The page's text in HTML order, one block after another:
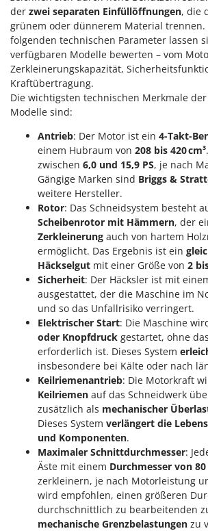
Rato
Reber
Redback
Resto Italia
Ribimex
Ripartrak
Ritter
River Systems
Robomow
Rossofuoco
Rover Pompe
Royal Food
Ryobi
S.T.P.
Santos
Sbaraglia
Schnitzer
Seven Italy
Shark
Shindaiwa
Silky
Simatech
Sirman
Skil
Smartwood
der zwei separaten Einfüllöffnungen, die
grünem oder dünnerem Material
folgenden technischen Parameter lassen
verfügbaren Modelle bewerten – vom
Zerkleinerungskapazität,
Kraftübertragung.
Die wichtigsten technischen Merkmale
Modelle sind:
Antrieb: Der Motor ist ein 4-Takt-
einem Hubraum von 208 bis 420 cm³
zwischen 6,0 und 15,9 PS, je nach
Gängige Marken sind Briggs &
weitere Hersteller.
Rotor: Das Schneidsystem besteht
Scheibenrotor mit Hämmern, der
Zerkleinerung auch von hartem
ermöglicht. Das Ergebnis ist ein
Häckselgut mit einer Größe von 2
Sicherheit: Der Häcksler ist mit
ausgestattet, der die Maschine im
und so das Unfallrisiko verringert.
Elektrischer Start: Die Maschine
oder Knopfdruck gestartet, ohne
erforderlich ist. Dieses System
insbesondere bei Kälte oder nach
Keilriemenantrieb: Die Motorkraft
Keilriemen auf das Schneidwerk
zusätzlich als mechanischer
Dieses System verlängert die
und Komponenten.
Maximaler Schnittdurchmesser:
Äste mit einem Durchmesser von
zerkleinern, je nach Motorleistung
wird empfohlen, einen größeren
durchschnittlich zu bearbeitenden
mechanische Grenzbelastungen zu